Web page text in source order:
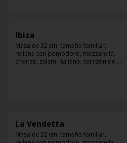
Ibiza
Masa de 32 cm. tamaño familiar,
rellena con pomodoro, mozzarella,
chorizo, salami italiano, corazón de
La Vendetta
Masa de 32 cm. tamaño familiar,